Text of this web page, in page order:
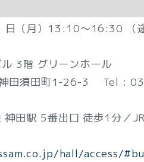
（月）13:10～16:30 （
3階 グリーンホール
田須田町1-26-3 Tel :
駅 5番出口 徒歩1分／JR
hall/access/